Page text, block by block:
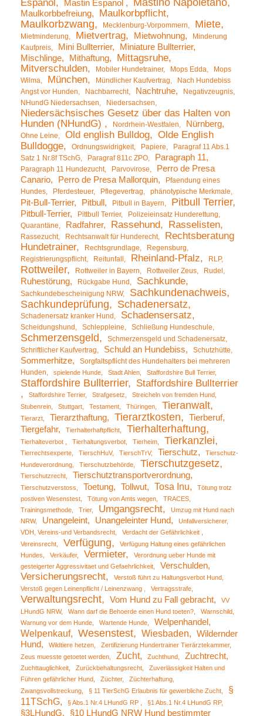
Espanol
Mastin Espanol Mastino Napoletano
Maulkorbbefreiung Maulkorbpflicht
Maulkorbzwang Mecklenburg-Vorpommern Miete
Mietminderung Mietvertrag Mietwohnung
Minderung
Kaufpreis
Mini Bullterrier
Miniature Bullterrier
Mischlinge
Mithaftung
Mittagsruhe
Mitverschulden
Mobiler Hundetrainer Mops Edda
Mops
Wilma
München Mündlicher Kaufvertrag
Nach Hundebiss
Angst vor Hunden
Nachbarrecht Nachtruhe
Negativzeugnis
NHundG Niedersachsen
Niedersachsen
Niedersächsisches Gesetz über das Halten von
Hunden (NHundG)
Nordrhein-Westfalen Nürnberg
Ohne Leine Old english Bulldog
Olde English
Bulldogge
Ordnungswidrigkeit Papiere
Paragraf 11 Abs.1
Satz 1 Nr.8f TSchG
Paragraf 811c ZPO Paragraph 11
Paragraph 11 Hundezucht Parvovirose
Perro de Presa
Canario
Perro de Presa Mallorquin
Pfaendung eines
Hundes
Pferdesteuer Pflegevertrag phänotypische Merkmale
Pit-Bull-Terrier Pitbull Pitbull in Bayern Pitbull Terrier
Pitbull-Terrier Pittbull Terrier
Polizeieinsatz Hunderettung
Quarantäne
Radfahrer Rassehund Rasselisten
Rassezucht Rechtsanwalt für Hunderecht
Rechtsberatung
Hundetrainer
Rechtsgrundlage
Regensburg
Registrierungspflicht
Reitunfall Rheinland-Pfalz RLP
Rottweiler Rottweiler in Bayern Rottweiler Zeus Rudel
Ruhestörung Rückgabe Hund Sachkunde
Sachkundebescheinigung NRW
Sachkundenachweis
Sachkundeprüfung
Schadenersatz
Schadenersatz kranker Hund Schadensersatz
Scheidungshund Schleppleine Schließung Hundeschule
Schmerzensgeld
Schmerzensgeld und Schadenersatz
Schriftlicher Kaufvertrag
Schuld an Hundebiss Schutzhütte
Sommerhitze
Sorgfaltspflicht des Hundehalters bei mehreren
Hunden
spielende Hunde Stadt Ahlen Staffordshire Bull Terrier
Staffordshire Bullterrier Staffordshire Bullterrier
Staffordshire Terrier Strafgesetz
Streicheln von fremden Hund
Stubenrein
Stuttgart Testament Thüringen Tieranwalt
Tierarzt Tierarzthaftung Tierarztkosten
Tierberuf
Tiergefahr
Tierhalterhaftpflicht Tierhalterhaftung
Tierhalteverbot Tierhaltungsverbot Tierheim Tierkanzlei
Tierrechtsexperte TierschHuV TierschTrV Tierschutz
Tierschutz-
Hundeverordnung
Tierschutzbehörde Tierschutzgesetz
Tierschutzrecht Tierschutztransportverordnung
Tierschutzverstoss Toetung Tollwut Tosa Inu
Tötung trotz
postiven Wesenstest
Tötung von Amts wegen
TRACES
Trainingsmethode
Trier Umgangsrecht
Umzug mit Hund nach
NRW
Unangeleint Unangeleinter Hund
Unfallversicherer
VDH, Vereins-und Verbandsrecht
Verdacht der Gefährlichkeit
Vereinsrecht
Verfügung
Verfügung Haltung eines gefährlichen
Hundes
Verkäufer Vermieter
Verordnung ueber Hunde mit
gesteigerter Aggressivitaet und Gefaehrlichkeit
Verschulden
Versicherungsrecht
Verstoß führt zu Haltungsverbot Hund
Verstoß gegen Leinenpflicht / Leinenzwang
Vertragsstrafe
Verwaltungsrecht Vom Hund zu Fall gebracht
VV
LHundG NRW
Wann darf die Behoerde einen Hund toeten?
Warnschild
Warnung vor dem Hunde
Wartende Hunde Welpenhandel
Welpenkauf Wesenstest Wiesbaden
Wildernder
Hund
Wildtiere hetzen
Zertifizierung Hundertrainer Tierärztekammer
Zeus muesste getoetet werden
Zucht Zuchthund Zuchtrecht
Zuchttauglichkeit Zurückbehaltungsrecht
Zuverlässigkeit Halten und
Führen gefährlicher Hund
Züchter
Züchterhaftung
Zwangsvollstreckung
§ 11 TierSchG Erlaubnis für gewerbliche Zucht
§
11TSchG
§ Abs.1 Nr.4 LHundG RP §1 Abs.1 Nr.4 LHundG RP
§3LHundG §10 LHundG NRW Hund bestimmter